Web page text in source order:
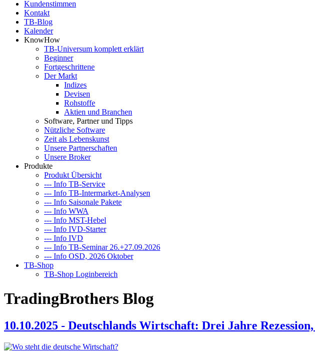
Kundenstimmen
Kontakt
TB-Blog
Kalender
KnowHow
TB-Universum komplett erklärt
Beginner
Fortgeschrittene
Der Markt
Indizes
Devisen
Rohstoffe
Aktien und Branchen
Software, Partner und Tipps
Nützliche Software
Zeit als Lebenskunst
Unsere Partnerschaften
Unsere Broker
Produkte
Produkt Übersicht
--- Info TB-Service
--- Info TB-Intermarket-Analysen
--- Info Saisonale Pakete
--- Info WWA
--- Info MST-Hebel
--- Info IVD-Starter
--- Info IVD
--- Info TB-Seminar 26.+27.09.2026
--- Info OSD, 2026 Oktober
TB-Shop
TB-Shop Loginbereich
TradingBrothers Blog
10.10.2025 - Deutschlands Wirtschaft: Drei Jahre